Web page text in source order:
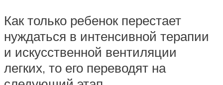
Как только ребенок перестает
нуждаться в интенсивной терапии
и искусственной вентиляции
легких, то его переводят на